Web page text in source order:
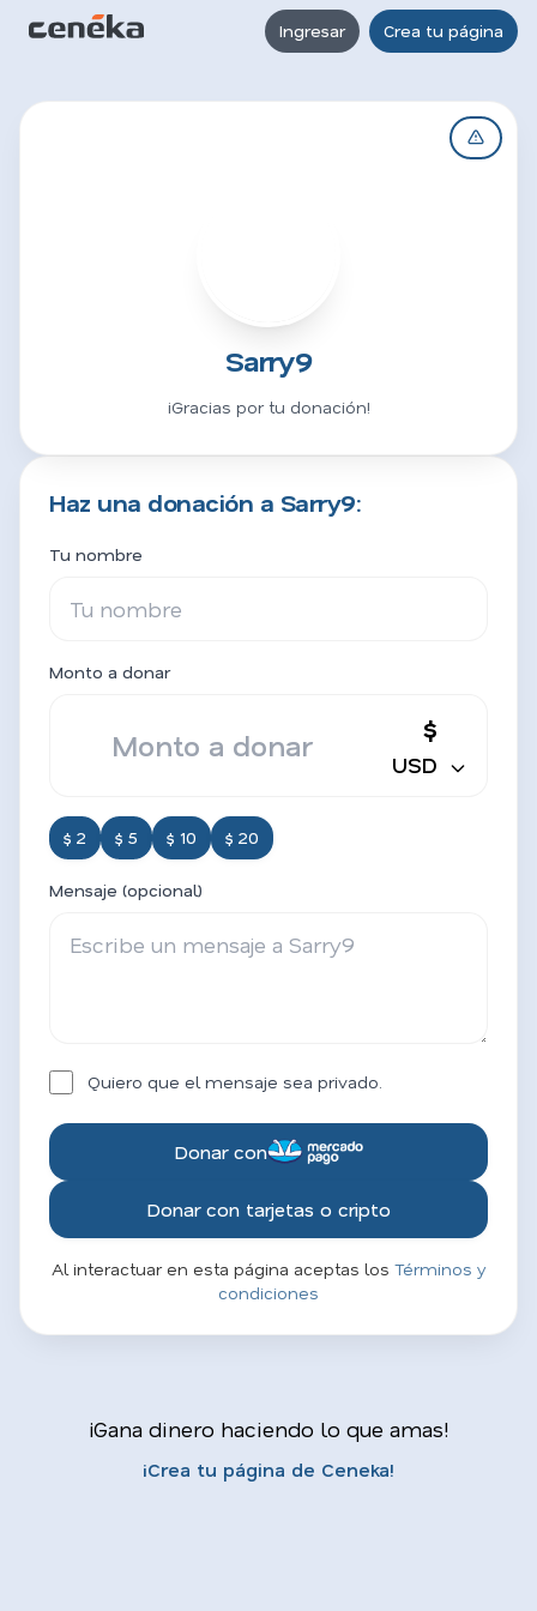
Ingresar Crea tu página
Sarry9
¡Gracias por tu donación!
Haz una donación a Sarry9:
Tu nombre
Monto a donar
$
USD
$ 2 $ 5 $ 10 $ 20
Mensaje (opcional)
Quiero que el mensaje sea privado.
Donar con
Donar con tarjetas o cripto
Al interactuar en esta página aceptas los Términos y
condiciones
¡Gana dinero haciendo lo que amas!
¡Crea tu página de Ceneka!